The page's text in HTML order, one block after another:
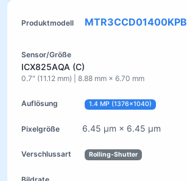
MTR3CCD01400KPB
ICX825AQA (C)
0.7" (11.12 mm) | 8.88 mm × 6.70 mm
1.4 MP (1376×1040)
6.45 µm × 6.45 µm
Rolling-Shutter